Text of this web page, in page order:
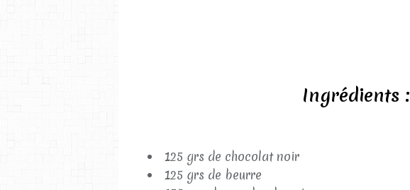
Ingrédients :
125 grs de chocolat noir
125 grs de beurre